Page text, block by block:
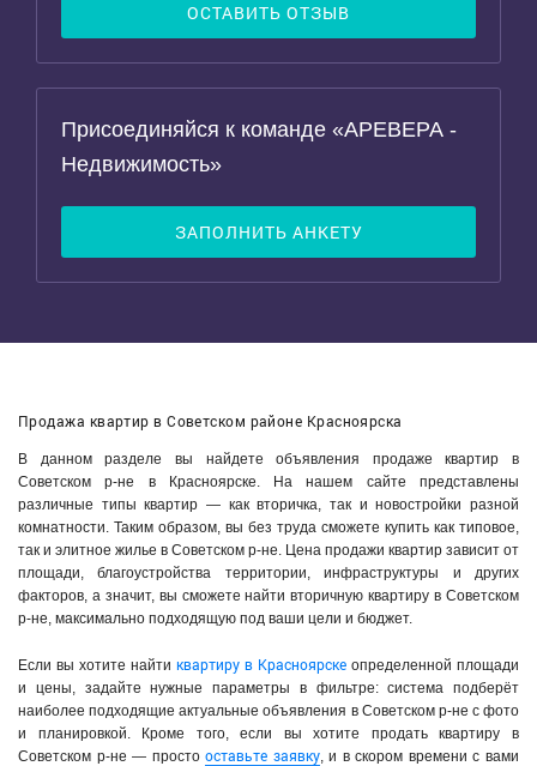
ОСТАВИТЬ ОТЗЫВ
Присоединяйся к команде «АРЕВЕРА -
Недвижимость»
ЗАПОЛНИТЬ АНКЕТУ
Продажа квартир в Советском районе Красноярска
В данном разделе вы найдете объявления продаже квартир в
Советском р-не в Красноярске. На нашем сайте представлены
различные типы квартир — как вторичка, так и новостройки разной
комнатности. Таким образом, вы без труда сможете купить как типовое,
так и элитное жилье в Советском р-не. Цена продажи квартир зависит от
площади, благоустройства территории, инфраструктуры и других
факторов, а значит, вы сможете найти вторичную квартиру в Советском
р-не, максимально подходящую под ваши цели и бюджет.
Если вы хотите найти квартиру в Красноярске определенной площади
и цены, задайте нужные параметры в фильтре: система подберёт
наиболее подходящие актуальные объявления в Советском р-не с фото
и планировкой. Кроме того, если вы хотите продать квартиру в
Советском р-не — простооставьте заявку, и в скором времени с вами